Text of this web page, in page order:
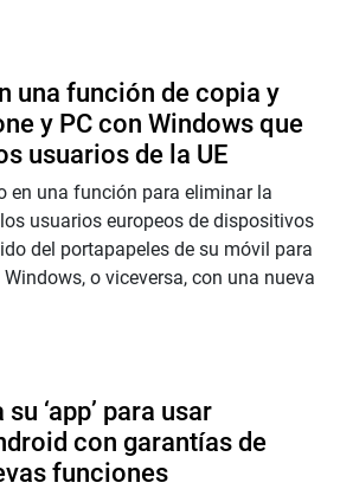
una función de copia y
y PC con Windows que
usuarios de la UE
en una función para eliminar la
usuarios europeos de dispositivos
del portapapeles de su móvil para
o viceversa, con una nueva
‘app’ para usar
con garantías de
funciones